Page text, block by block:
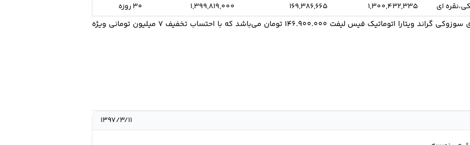
ای 1,300,432,335
169,386,665
1,399,819,000 30 روزه
لازم به ذکر است قیمت مصوب خودروی سوزوكی گراند ويتارا اتوماتیك فیس لیفت 146.900.000 تومان می‌باشد كه با احتساب تخفیف 7 میلیون تومانی ویژه
۱۳۹۷/۳/۱۱